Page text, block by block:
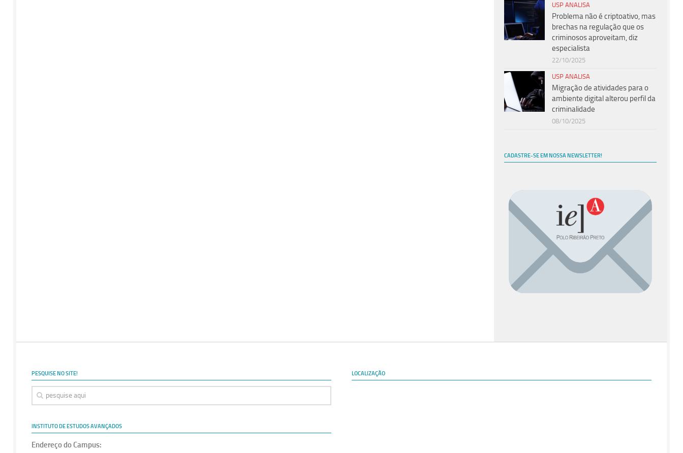
USP ANALISA
Problema não é criptoativo, mas
brechas na regulação que os
criminosos aproveitam, diz
especialista
22/10/2025
USP ANALISA
Migração de atividades para o
ambiente digital alterou perfil da
criminalidade
08/10/2025
CADASTRE-SE EM NOSSA NEWSLETTER!
PESQUISE NO SITE!
INSTITUTO DE ESTUDOS AVANÇADOS
Endereço do Campus:
LOCALIZAÇÃO